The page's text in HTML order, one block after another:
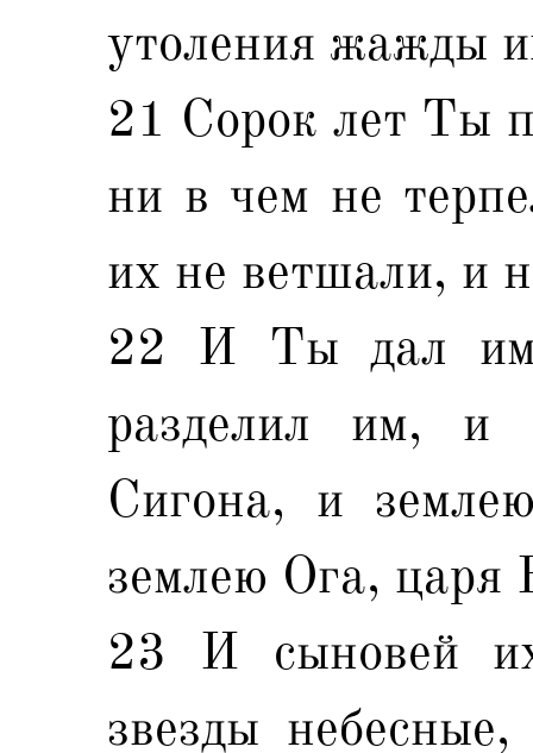
утоления жажды
21 Сорок лет Ты
ни в чем не
их не ветшали, и
22 И Ты дал им
разделил им, и
Сигона, и
землею Ога, царя
23 И сыновей
звезды